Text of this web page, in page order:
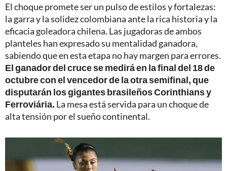
El choque promete ser un pulso de estilos y fortalezas:
la garra y la solidez colombiana ante la rica historia y la
eficacia goleadora chilena. Las jugadoras de ambos
planteles han expresado su mentalidad ganadora,
sabiendo que en esta etapa no hay margen para errores.
El ganador del cruce se medirá en la final del 18 de
octubre con el vencedor de la otra semifinal, que
disputarán los gigantes brasileños Corinthians y
Ferroviária. La mesa está servida para un choque de
alta tensión por el sueño continental.